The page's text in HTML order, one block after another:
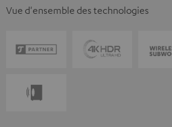
Vue d'ensemble des technologies